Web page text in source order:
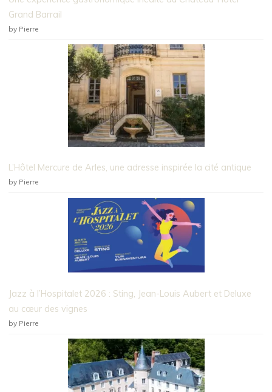
Grand Barrail
by Pierre
L’Hôtel Mercure de Arles, une adresse inspirée la cité antique
by Pierre
Jazz à l’Hospitalet 2026 : Sting, Jean-Louis Aubert et Deluxe
au cœur des vignes
by Pierre